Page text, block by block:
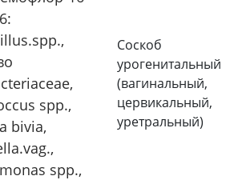
spp.,
bivia,
spp.,
Соскоб
урогенитальный
(вагинальный,
цервикальный,
уретральный)